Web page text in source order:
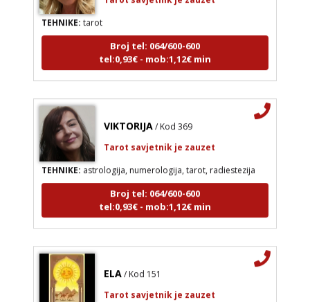
TEHNIKE:tarot
Broj tel: 064/600-600
tel:0,93€ - mob:1,12€ min
/ Kod 369
Tarot savjetnik je zauzet
TEHNIKE:astrologija, numerologija, tarot, radiestezija
Broj tel: 064/600-600
tel:0,93€ - mob:1,12€ min
/ Kod 151
Tarot savjetnik je zauzet